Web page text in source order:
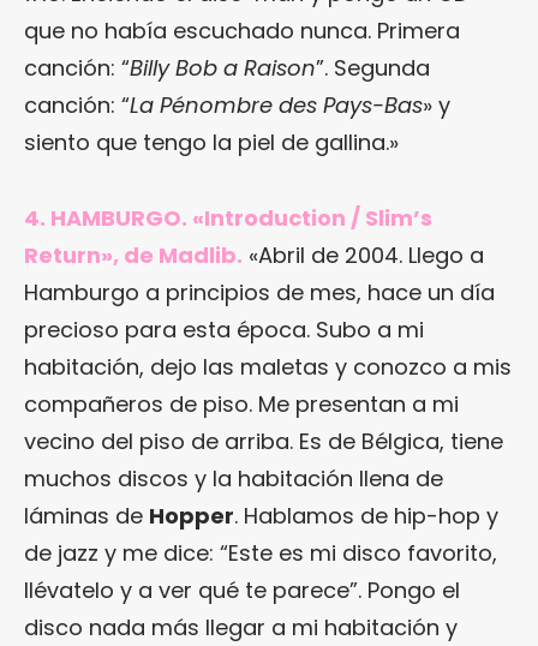
que no había escuchado nunca. Primera
canción: “Billy Bob a Raison”. Segunda
canción: “La Pénombre des Pays-Bas» y
siento que tengo la piel de gallina.»
4. HAMBURGO. «Introduction / Slim’s
Return», de Madlib. «Abril de 2004. Llego a
Hamburgo a principios de mes, hace un día
precioso para esta época. Subo a mi
habitación, dejo las maletas y conozco a mis
compañeros de piso. Me presentan a mi
vecino del piso de arriba. Es de Bélgica, tiene
muchos discos y la habitación llena de
láminas de Hopper. Hablamos de hip-hop y
de jazz y me dice: “Este es mi disco favorito,
llévatelo y a ver qué te parece”. Pongo el
disco nada más llegar a mi habitación y